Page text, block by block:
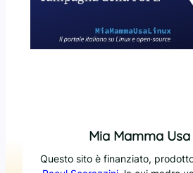
Mia Mamma Usa
Questo sito è finanziato,